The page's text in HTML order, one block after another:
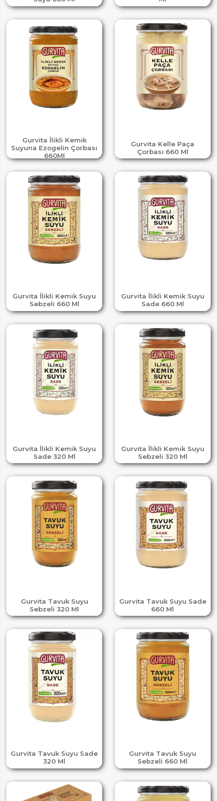
Gurvita İlikli Kemik
Suyuna Ezogelin Çorbası
660Ml
Gurvita Kelle Paça
Çorbası 660 Ml
Gurvita İlikli Kemik Suyu
Sebzeli 660 Ml
Gurvita İlikli Kemik Suyu
Sade 660 Ml
Gurvita İlikli Kemik Suyu
Sade 320 Ml
Gurvita İlikli Kemik Suyu
Sebzeli 320 Ml
Gurvita Tavuk Suyu
Sebzeli 320 Ml
Gurvita Tavuk Suyu Sade
660 Ml
Gurvita Tavuk Suyu Sade
320 Ml
Gurvita Tavuk Suyu
Sebzeli 660 Ml